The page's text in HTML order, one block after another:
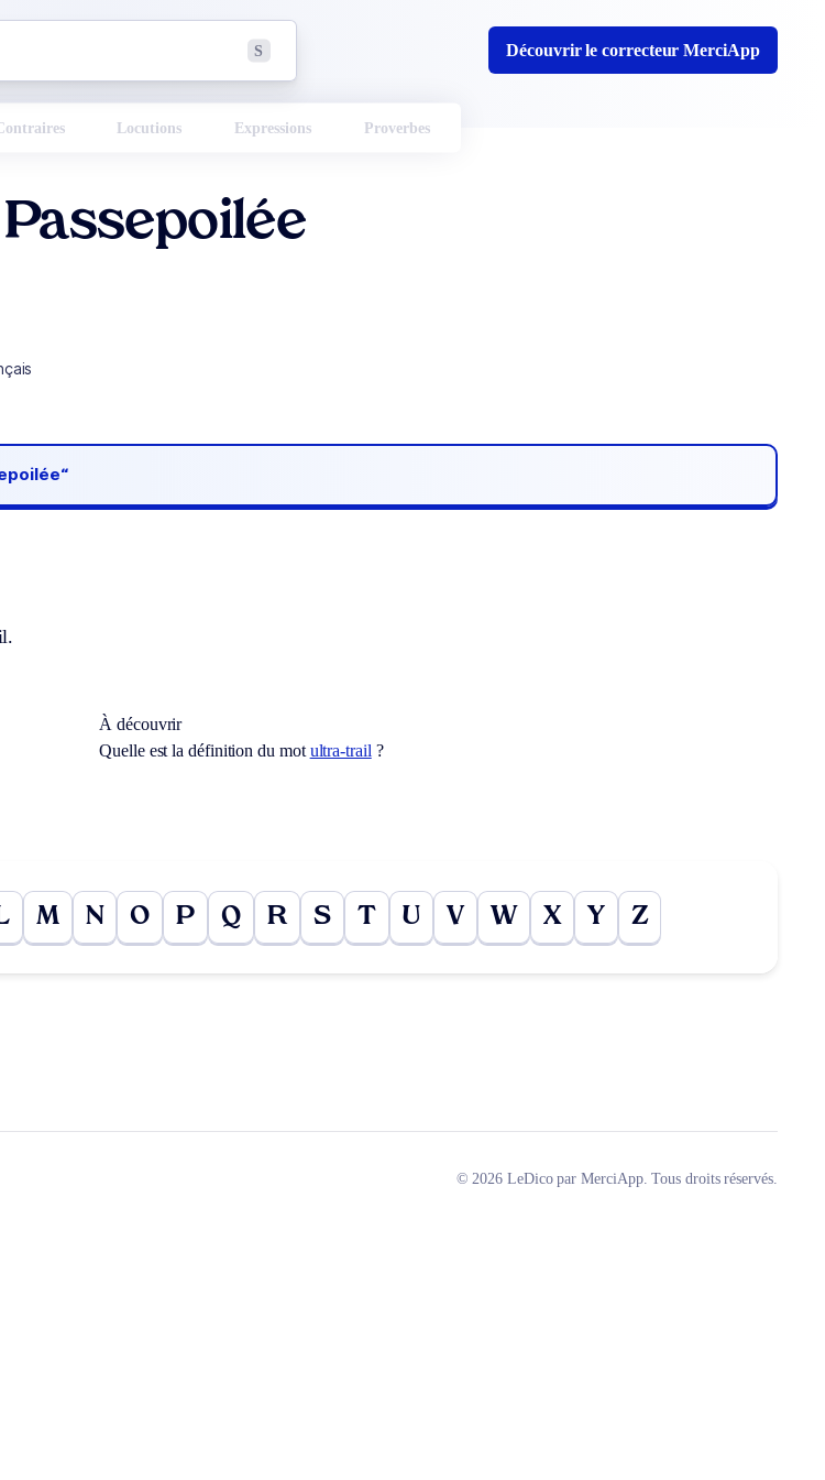
S Découvrir le correcteur MerciApp
Locutions Expressions Proverbes
À découvrir
Quelle est la définition du mot ultra-trail ?
M N O P Q R S T U V W X Y Z
© 2026 LeDico par MerciApp. Tous droits réservés.